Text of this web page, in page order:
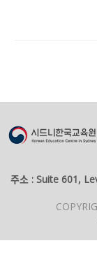
주소 : Suite 601,